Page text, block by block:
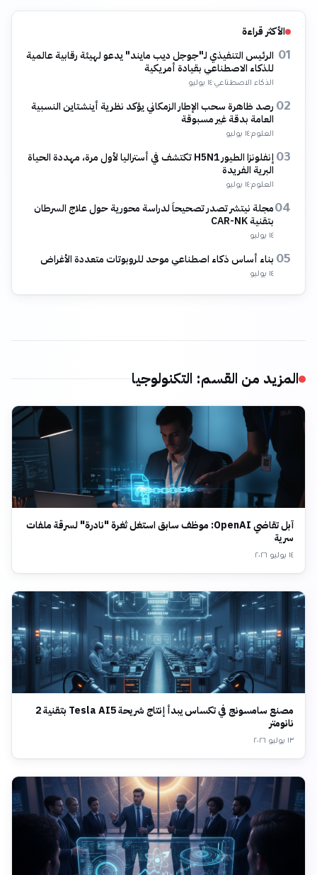
الأكثر قراءة
01 الرئيس التنفيذي لـ"جوجل ديب مايند" يدعو لهيئة رقابية عالمية
للذكاء الاصطناعي بقيادة أمريكية
الذكاء الاصطناعي·١٤ يوليو
02 رصد ظاهرة سحب الإطار الزمكاني يؤكد نظرية أينشتاين النسبية
العامة بدقة غير مسبوقة
العلوم·١٤ يوليو
03
إنفلونزا الطيور H5N1 تكتشف في أستراليا لأول مرة، مهددة الحياة
البرية الفريدة
العلوم·١٤ يوليو
04مجلة نيتشر تصدر تصحيحاً لدراسة محورية حول علاج السرطان
بتقنية CAR-NK
١٤ يوليو
05 بناء أساس ذكاء اصطناعي موحد للروبوتات متعددة الأغراض
١٤ يوليو
المزيد من القسم: التكنولوجيا
آبل تقاضي OpenAI: موظف سابق استغل ثغرة "نادرة" لسرقة ملفات
سرية
١٤ يوليو ٢٠٢٦
مصنع سامسونج في تكساس يبدأ إنتاج شريحة Tesla AI5 بتقنية 2
نانومتر
١٣ يوليو ٢٠٢٦